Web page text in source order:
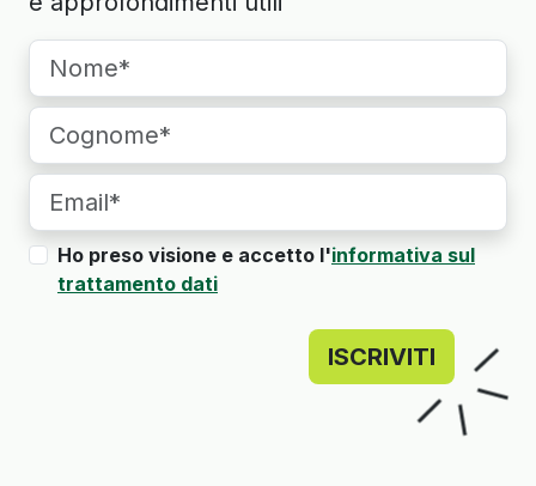
Ho preso visione e accetto l'informativa sul
trattamento dati
ISCRIVITI